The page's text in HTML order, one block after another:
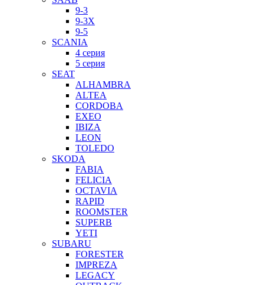
9-3
9-3X
9-5
SCANIA
4 серия
5 серия
SEAT
ALHAMBRA
ALTEA
CORDOBA
EXEO
IBIZA
LEON
TOLEDO
SKODA
FABIA
FELICIA
OCTAVIA
RAPID
ROOMSTER
SUPERB
YETI
SUBARU
FORESTER
IMPREZA
LEGACY